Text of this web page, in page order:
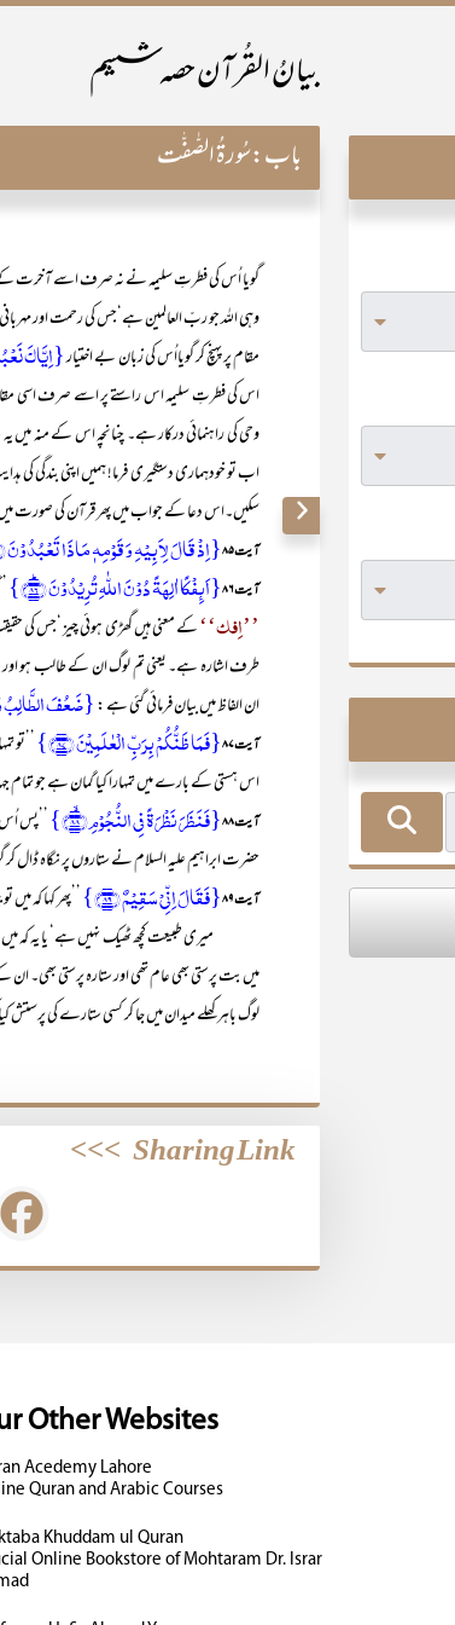
بیانُ القُرآن حصہ ششم
باب:سُورۃُ الصّٰفّٰت
گویا اُس کی فطرتِ سلیمہ نے نہ صرف اسے آخرت کے
وہی اللہ جو ربّ العالمین ہے‘جس کی رحمت اور
مقام پر پہنچ کر گویااُس کی زبان بے اختیار{اِیَّاکَ
اس کی فطرتِ سلیمہ اس راستے پر اسے صرف اسی
وحی کی راہنمائی درکار ہے۔ چنانچہ اس کے منہ میں
اب تو خودہماری دستگیری فرما! ہمیں اپنی بندگی کی
سکیں۔اس دعا کے جواب میں پھر قرآن کی صورت میں
آیت ۸۵ {اِذۡ قَالَ لِاَبِیۡہِ وَ قَوۡمِہٖ مَاذَا تَعۡبُدُوۡنَ
آیت ۸۶ {اَئِفۡکًا اٰلِہَۃً دُوۡنَ اللّٰہِ تُرِیۡدُوۡنَ ﴿ؕ۸۶﴾}
’’اِفک‘‘کے معنی ہیں گھڑی ہوئی چیز ‘جس کی
طرف اشارہ ہے۔ یعنی تم لوگ ان کے طالب ہو اور
ان الفاظ میں بیان فرمائی گئی ہے :{ضَعُفَ الطَّالِبُ وَ
آیت ۸۷ {فَمَا ظَنُّکُمۡ بِرَبِّ الۡعٰلَمِیۡنَ ﴿۸۷﴾}
اس ہستی کے بارے میں تمہارا کیا گمان ہے جو تمام
آیت ۸۸ {فَنَظَرَ نَظۡرَۃً فِی النُّجُوۡمِ ﴿ۙ۸۸﴾}
’’پس
حضرت ابراہیم علیہ السلام نے ستاروں پر نگاہ ڈال
آیت ۸۹ {فَقَالَ اِنِّیۡ سَقِیۡمٌ ﴿۸۹﴾}
’’پھر کہا کہ میں
میری طبیعت کچھ ٹھیک نہیں ہے‘ یا یہ کہ میں
میں بت پرستی بھی عام تھی اور ستارہ پرستی بھی۔
لوگ باہر کھلے میدان میں جا کر کسی ستارے کی
Sharing Link
>>>
Other Websites
Acedemy Lahore
Quran and Arabic Courses
Khuddam ul Quran
Online Bookstore of Mohtaram Dr. Israr